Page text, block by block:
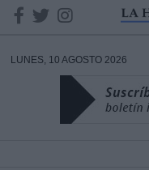
LUNES, 10 AGOSTO 2026
DATOS
Responsable: